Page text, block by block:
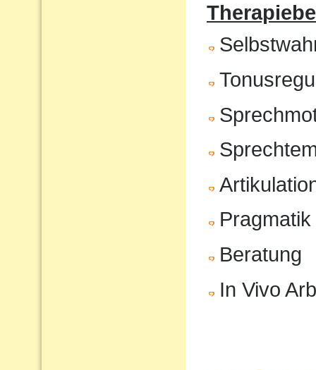
Pragmatik
Beratung
In Vivo